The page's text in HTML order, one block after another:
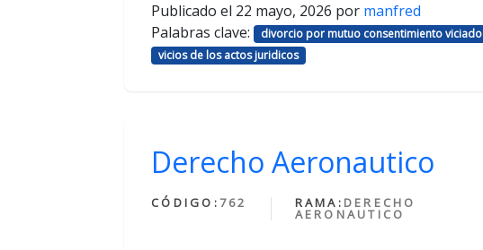
Publicado el 22 mayo, 2026 por manfred
Palabras clave:
divorcio por mutuo consentimiento viciado
vicios de los actos juridicos
Derecho Aeronautico
CÓDIGO: 762 RAMA: DERECHO
AERONAUTICO